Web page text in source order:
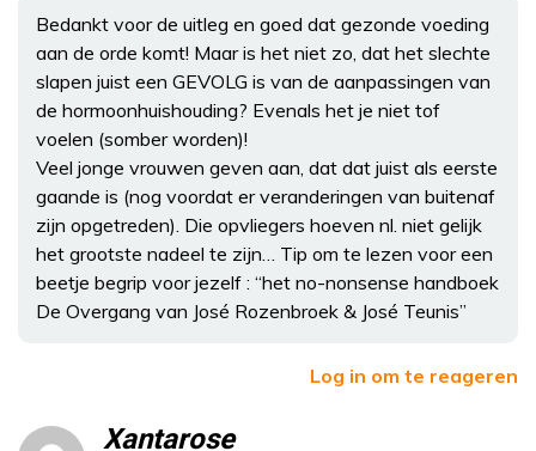
Bedankt voor de uitleg en goed dat gezonde voeding
aan de orde komt! Maar is het niet zo, dat het slechte
slapen juist een GEVOLG is van de aanpassingen van
de hormoonhuishouding? Evenals het je niet tof
voelen (somber worden)!
Veel jonge vrouwen geven aan, dat dat juist als eerste
gaande is (nog voordat er veranderingen van buitenaf
zijn opgetreden). Die opvliegers hoeven nl. niet gelijk
het grootste nadeel te zijn… Tip om te lezen voor een
beetje begrip voor jezelf : “het no-nonsense handboek
De Overgang van José Rozenbroek & José Teunis”
Log in om te reageren
Xantarose